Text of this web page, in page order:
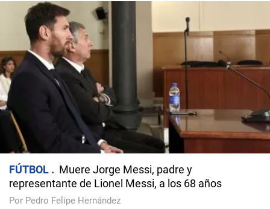
FÚTBOL
Muere Jorge Messi, padre y
representante de Lionel Messi, a los 68 años
Por Pedro Felipe Hernández